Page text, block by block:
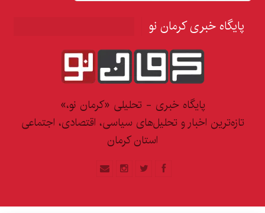
پایگاه خبری کرمان نو
پایگاه خبری - تحلیلی «کرمان نو،»
تازه‌ترین اخبار و تحلیل‌های سیاسی، اقتصادی، اجتماعی
استان کرمان